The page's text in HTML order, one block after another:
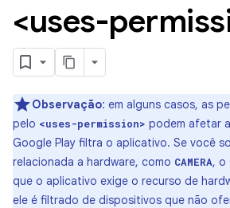
<uses-
Observação: em alguns casos, as
pelo <uses-permission> podem afetar
Google Play filtra o aplicativo. Se você
relacionada a hardware, como CAMERA, o
que o aplicativo exige o recurso de
ele é filtrado de dispositivos que não